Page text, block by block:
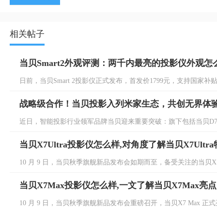
相关帖子
当贝Smart2外观评测：两千内最亮的投影仪外观怎
日前，当贝Smart 2投影仪正式发布，首发价1799元，支持国家补
战略级合作！当贝投影入列米家生态，共创无界体
近日，智能投影行业领军品牌当贝迎来重要突破：旗下包括当贝
当贝X7Ultra投影仪怎么样,对角度了解当贝X7Ultra
10 月 9 日，当贝秋季旗舰新品发布会如期而至，备受关注的当贝
当贝X7Max投影仪怎么样,一文了解当贝X7Max亮点
10 月 9 日，当贝秋季旗舰新品发布会重磅召开，当贝X7 Max 正